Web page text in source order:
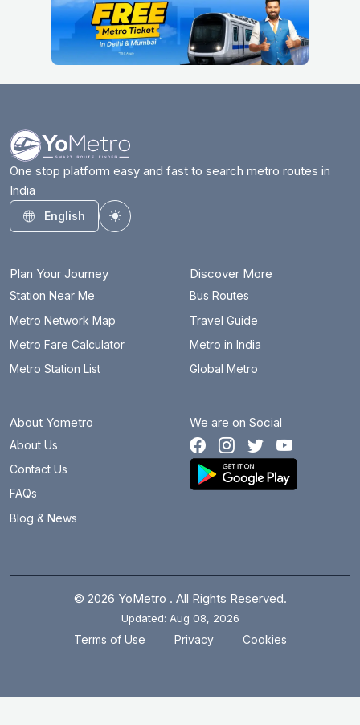
One stop platform easy and fast to search metro routes in
India
English
Toggle theme
Plan Your Journey
Station Near Me
Metro Network Map
Metro Fare Calculator
Metro Station List
Discover More
Bus Routes
Travel Guide
Metro in India
Global Metro
About Yometro
About Us
Contact Us
FAQs
Blog & News
We are on Social
© 2026 YoMetro . All Rights Reserved.
Updated: Aug 08, 2026
Terms of Use Privacy Cookies